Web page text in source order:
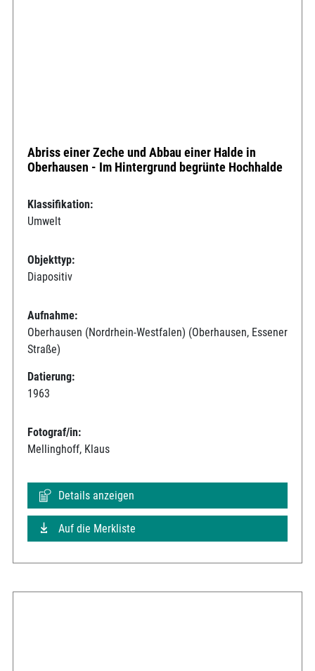
Abriss einer Zeche und Abbau einer Halde in
Oberhausen - Im Hintergrund begrünte Hochhalde
Klassifikation:
Umwelt
Objekttyp:
Diapositiv
Aufnahme:
Oberhausen (Nordrhein-Westfalen) (Oberhausen, Essener
Straße)
Datierung:
1963
Fotograf/in:
Mellinghoff, Klaus
Details anzeigen
Auf die Merkliste